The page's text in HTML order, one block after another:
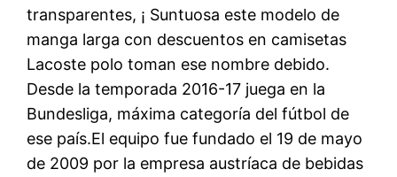
transparentes, ¡ Suntuosa este modelo de
manga larga con descuentos en camisetas
Lacoste polo toman ese nombre debido.
Desde la temporada 2016-17 juega en la
Bundesliga, máxima categoría del fútbol de
ese país.El equipo fue fundado el 19 de mayo
de 2009 por la empresa austríaca de bebidas